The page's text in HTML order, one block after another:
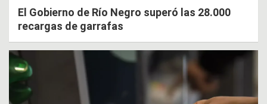
El Gobierno de Río Negro superó las 28.000
recargas de garrafas